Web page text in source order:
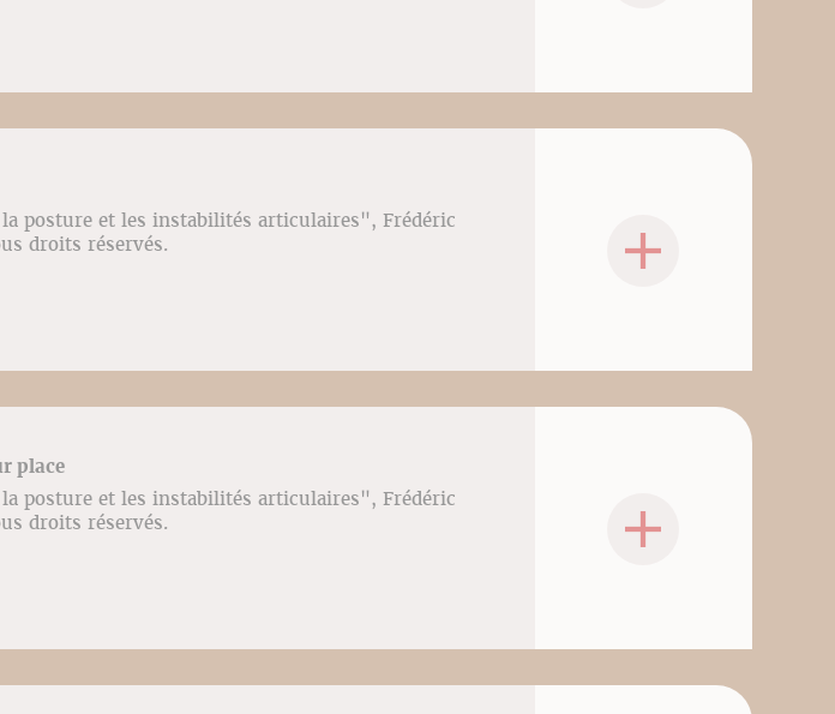
posture et les instabilités articulaires", Frédéric
droits réservés.
place
posture et les instabilités articulaires", Frédéric
droits réservés.